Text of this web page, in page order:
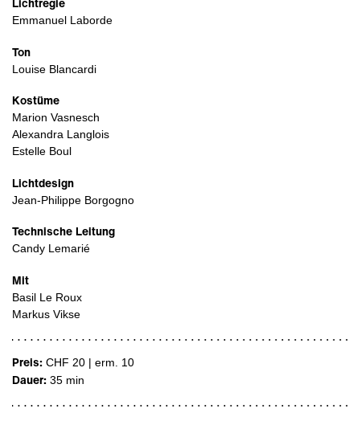
Emmanuel Laborde
Ton
Louise Blancardi
Kostüme
Marion Vasnesch
Alexandra Langlois
Estelle Boul
Lichtdesign
Jean-Philippe Borgogno
Technische Leitung
Candy Lemarié
Mit
Basil Le Roux
Markus Vikse
Preis: CHF 20 | erm. 10
Dauer: 35 min